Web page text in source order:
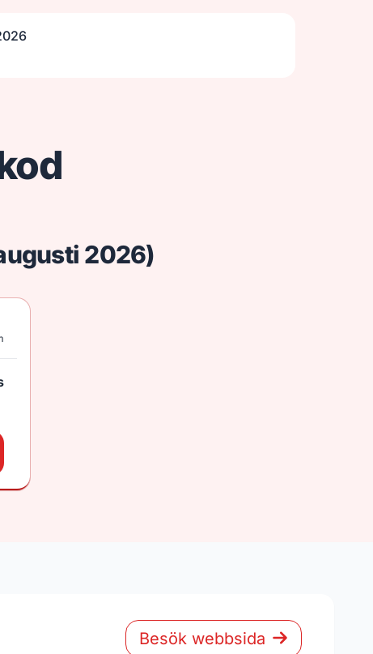
2026)
Besök webbsida